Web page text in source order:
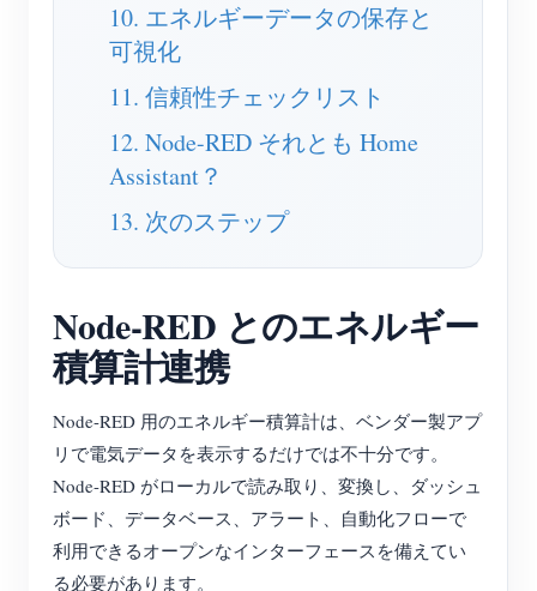
10. エネルギーデータの保存と
可視化
11. 信頼性チェックリスト
12. Node-RED それとも Home
Assistant？
13. 次のステップ
Node-RED とのエネルギー
積算計連携
Node-RED 用のエネルギー積算計は、ベンダー製アプ
リで電気データを表示するだけでは不十分です。
Node-RED がローカルで読み取り、変換し、ダッシュ
ボード、データベース、アラート、自動化フローで
利用できるオープンなインターフェースを備えてい
る必要があります。